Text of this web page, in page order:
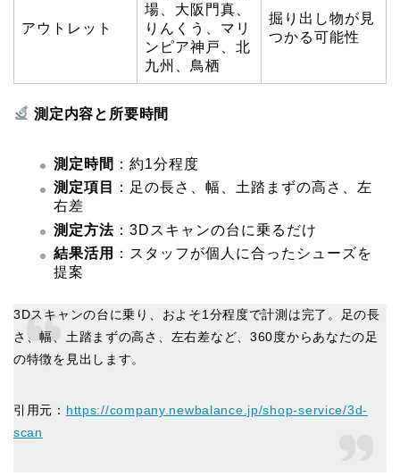
アウトレット
場、大阪門真、
りんくう、マリ
ンピア神戸、北
九州、鳥栖
掘り出し物が見
つかる可能性
測定内容と所要時間
測定時間 ：約1分程度
測定項目
：足の長さ、幅、土踏まずの高さ、左
右差
測定方法 ：3Dスキャンの台に乗るだけ
結果活用
：スタッフが個人に合ったシューズを
提案
3Dスキャンの台に乗り、およそ1分程度で計測は完了。足の長
さ、幅、土踏まずの高さ、左右差など、360度からあなたの足
の特徴を見出します。
引用元： https://company.newbalance.jp/shop-service/3d-
scan